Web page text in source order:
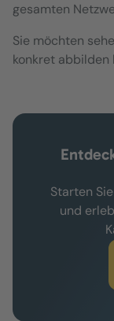
gesamten
Sie möchten
konkret abbilden
Starten
und